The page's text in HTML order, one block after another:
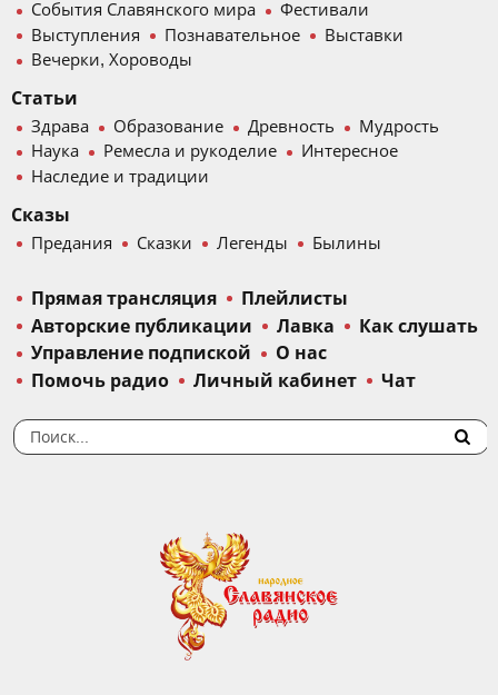
События Славянского мира
Фестивали
Выступления
Познавательное
Выставки
Вечерки, Хороводы
Статьи
Здрава Образование Древность
Мудрость
Наука
Ремесла и рукоделие
Интересное
Наследие и традиции
Сказы
Предания Сказки Легенды Былины
Прямая трансляция
Плейлисты
Авторские публикации
Лавка
Как слушать
Управление подпиской
О нас
Помочь радио
Личный кабинет Чат